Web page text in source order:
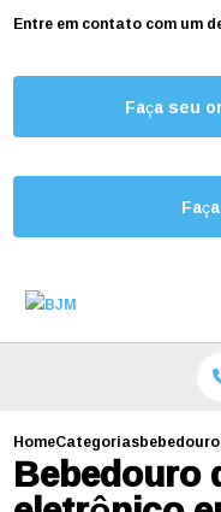
Entre em contato com um
Faça seu
HomeCategorias
Bebedouro